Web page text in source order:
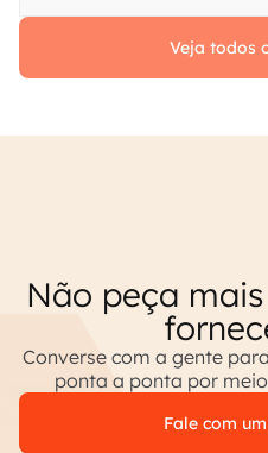
Veja todos
Não peça
Converse com a gente
ponta a ponta por
Fale com